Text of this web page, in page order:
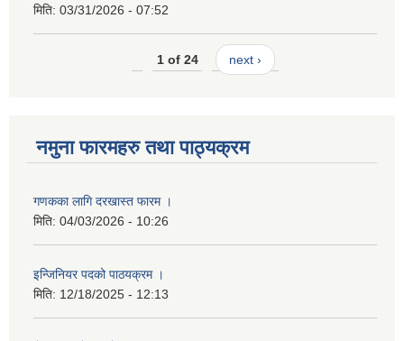
मिति: 03/31/2026 - 07:52
1 of 24 next ›
नमुना फारमहरु तथा पाठ्यक्रम
गणकका लागि दरखास्त फारम ।
मिति: 04/03/2026 - 10:26
इन्जिनियर पदको पाठयक्रम ।
मिति: 12/18/2025 - 12:13